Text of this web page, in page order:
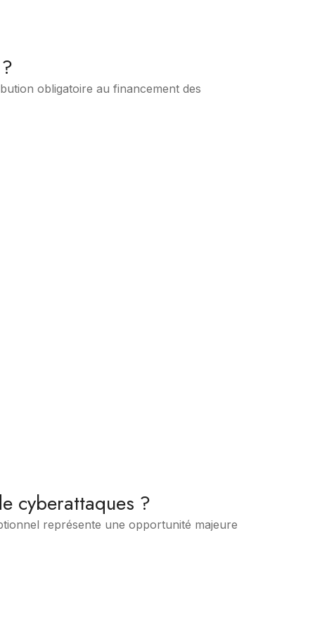
obligatoire au financement des
cyberattaques ?
représente une opportunité majeure